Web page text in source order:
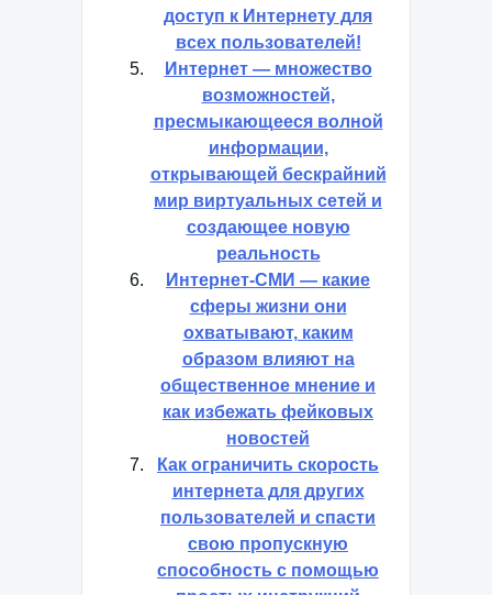
доступ к Интернету для
всех пользователей!
Интернет — множество
возможностей,
пресмыкающееся волной
информации,
открывающей бескрайний
мир виртуальных сетей и
создающее новую
реальность
Интернет-СМИ — какие
сферы жизни они
охватывают, каким
образом влияют на
общественное мнение и
как избежать фейковых
новостей
Как ограничить скорость
интернета для других
пользователей и спасти
свою пропускную
способность с помощью